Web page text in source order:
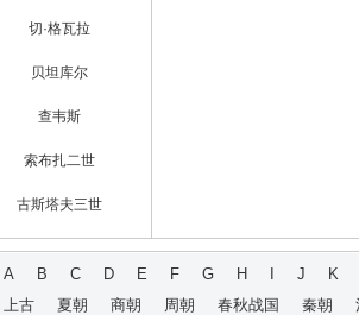
切·格瓦拉
贝坦库尔
查韦斯
索布扎二世
古斯塔夫三世
A B C D E F G H J K
上古 夏朝 商朝 周朝 春秋战国 秦朝